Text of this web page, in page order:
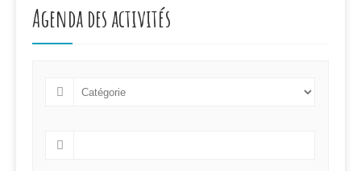
Agenda des activités